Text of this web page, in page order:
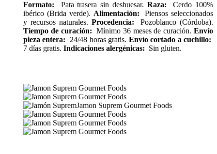
Formato: Pata trasera sin deshuesar. Raza: Cerdo 100%
ibérico (Brida verde). Alimentación: Piensos seleccionados
y recursos naturales. Procedencia: Pozoblanco (Córdoba).
Tiempo de curación: Mínimo 36 meses de curación.Envío
pieza entera: 24/48 horas gratis. Envío cortado a cuchillo:
7 días gratis. Indicaciones alergénicas: Sin gluten.